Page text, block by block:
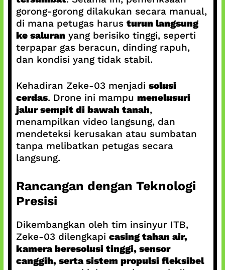
gorong-gorong dilakukan secara manual,
di mana petugas harus turun langsung
ke saluran yang berisiko tinggi, seperti
terpapar gas beracun, dinding rapuh,
dan kondisi yang tidak stabil.
Kehadiran Zeke-03 menjadi solusi
cerdas. Drone ini mampu menelusuri
jalur sempit di bawah tanah,
menampilkan video langsung, dan
mendeteksi kerusakan atau sumbatan
tanpa melibatkan petugas secara
langsung.
Rancangan dengan Teknologi
Presisi
Dikembangkan oleh tim insinyur ITB,
Zeke-03 dilengkapi casing tahan air,
kamera beresolusi tinggi, sensor
canggih, serta sistem propulsi fleksibel